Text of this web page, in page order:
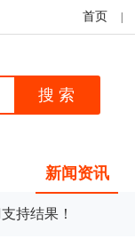
首页
新闻资讯
持结果！